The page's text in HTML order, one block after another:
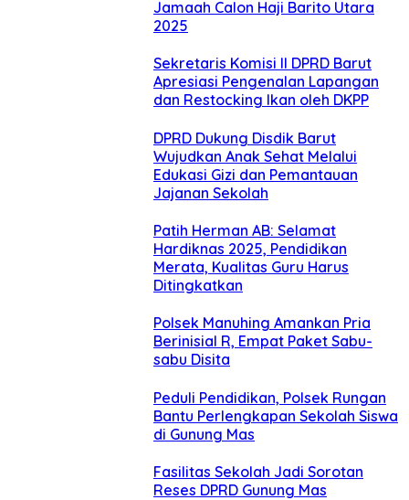
Jamaah Calon Haji Barito Utara
2025
Sekretaris Komisi II DPRD Barut
Apresiasi Pengenalan Lapangan
dan Restocking Ikan oleh DKPP
DPRD Dukung Disdik Barut
Wujudkan Anak Sehat Melalui
Edukasi Gizi dan Pemantauan
Jajanan Sekolah
Patih Herman AB: Selamat
Hardiknas 2025, Pendidikan
Merata, Kualitas Guru Harus
Ditingkatkan
Polsek Manuhing Amankan Pria
Berinisial R, Empat Paket Sabu-
sabu Disita
Peduli Pendidikan, Polsek Rungan
Bantu Perlengkapan Sekolah Siswa
di Gunung Mas
Fasilitas Sekolah Jadi Sorotan
Reses DPRD Gunung Mas